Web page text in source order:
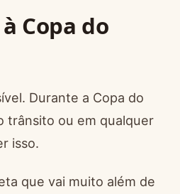
Copa do
Durante a Copa do
trânsito ou em qualquer
isso.
que vai muito além de